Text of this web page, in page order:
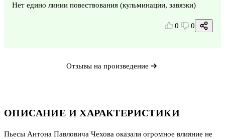
ОПИСАНИЕ И ХАРАКТЕРИСТИКИ
Пьесы Антона Павловича Чехова оказали огромное влияние не
Нет едино линии повествования (кульминации, завязки)
0 0
Отзывы на произведение